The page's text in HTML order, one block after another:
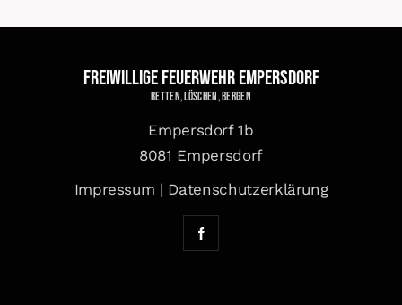
Freiwillige Feuerwehr Empersdorf
Retten, Löschen, Bergen
Empersdorf 1b
8081 Empersdorf
Impressum | Datenschutzerklärung